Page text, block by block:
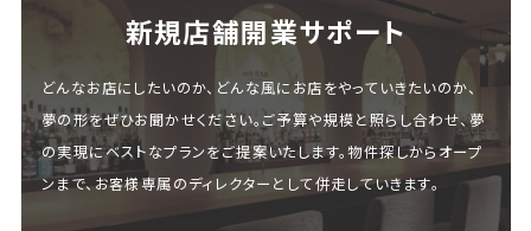
新規店舗開業サポート
どんなお店にしたいのか、どんな風にお店をやっていきたいのか、
夢の形をぜひお聞かせください。ご予算や規模と照らし合わせ、夢
の実現にベストなプランをご提案いたします。物件探しからオープ
ンまで、お客様専属のディレクターとして併走していきます。